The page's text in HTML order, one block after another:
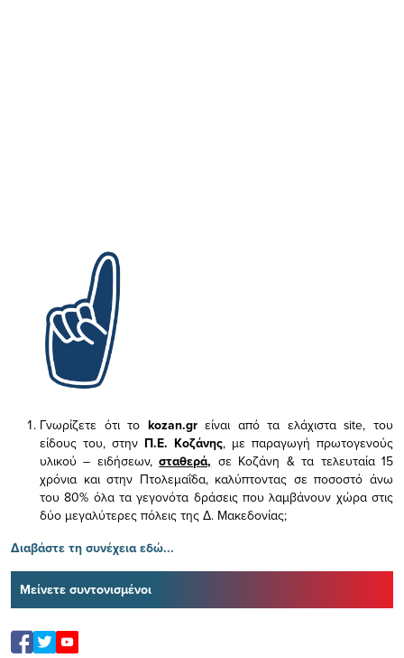
Γνωρίζετε ότι το kozan.gr είναι από τα ελάχισταsite, του
είδους του, στην Π.Ε. Κοζάνης, με παραγωγή πρωτογενούς
υλικού – ειδήσεων,σταθερά, σε Κοζάνη & τα τελευταία 15
χρόνια και στην Πτολεμαΐδα, καλύπτοντας σε ποσοστό άνω
του 80% όλα τα γεγονότα δράσεις που λαμβάνουν χώρα στις
δύο μεγαλύτερες πόλεις της Δ. Μακεδονίας;
Διαβάστε τη συνέχεια εδώ...
Μείνετε συντονισμένοι